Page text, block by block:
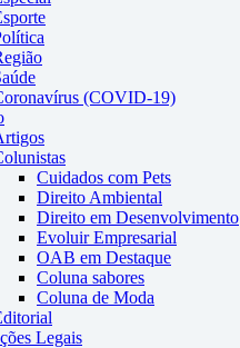
(COVID-19)
Cuidados com Pets
Direito Ambiental
Direito em Desenvolvimento
Evoluir Empresarial
OAB em Destaque
Coluna sabores
Coluna de Moda
Legais